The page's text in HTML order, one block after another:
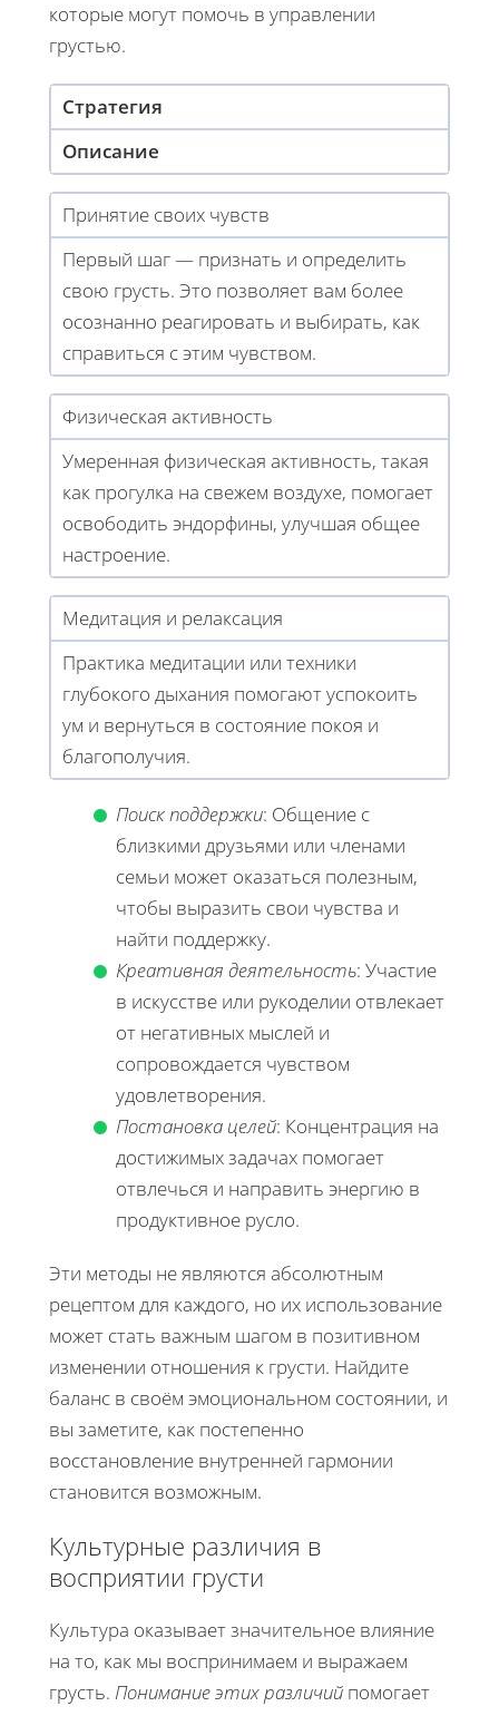
которые могут помочь в управлении
грустью.
Стратегия
Описание
Принятие своих чувств
Первый шаг — признать и определить
свою грусть. Это позволяет вам более
осознанно реагировать и выбирать, как
справиться с этим чувством.
Физическая активность
Умеренная физическая активность, такая
как прогулка на свежем воздухе, помогает
освободить эндорфины, улучшая общее
настроение.
Медитация и релаксация
Практика медитации или техники
глубокого дыхания помогают успокоить
ум и вернуться в состояние покоя и
благополучия.
Поиск поддержки: Общение с
близкими друзьями или членами
семьи может оказаться полезным,
чтобы выразить свои чувства и
найти поддержку.
Креативная деятельность: Участие
в искусстве или рукоделии отвлекает
от негативных мыслей и
сопровождается чувством
удовлетворения.
Постановка целей: Концентрация на
достижимых задачах помогает
отвлечься и направить энергию в
продуктивное русло.
Эти методы не являются абсолютным
рецептом для каждого, но их использование
может стать важным шагом в позитивном
изменении отношения к грусти. Найдите
баланс в своём эмоциональном состоянии, и
вы заметите, как постепенно
восстановление внутренней гармонии
становится возможным.
Культурные различия в
восприятии грусти
Культура оказывает значительное влияние
на то, как мы воспринимаем и выражаем
грусть. Понимание этих различий помогает